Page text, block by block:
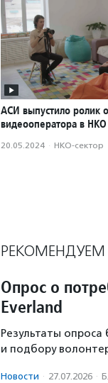
АСИ выпустило ролик
видеооператора в НКО
20.05.2024 · НКО-сектор
РЕКОМЕНДУЕМ
Опрос о
Everland
Результаты
и подбору
Новости · 27.07.2026 ·